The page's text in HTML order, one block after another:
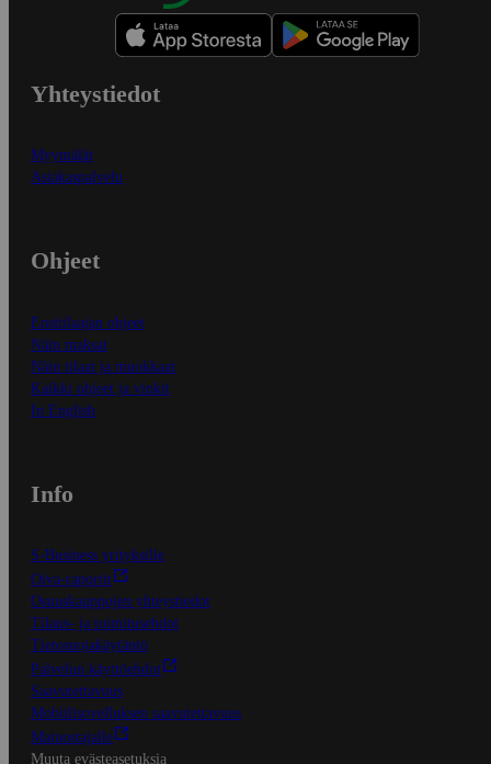
Yhteystiedot
Myymälät
Asiakaspalvelu
Ohjeet
Ensitilaajan ohjeet
Näin maksat
Näin tilaat ja muokkaat
Kaikki ohjeet ja vinkit
In English
Info
S-Business yrityksille
Oiva-raportit
Osuuskauppojen yhteystiedot
Tilaus- ja toimitusehdot
Tietosuojakäytäntö
Palvelun käyttöehdot
Saavutettavuus
Mobiilisovelluksen saavutettavuus
Mainostajalle
Muuta evästeasetuksia